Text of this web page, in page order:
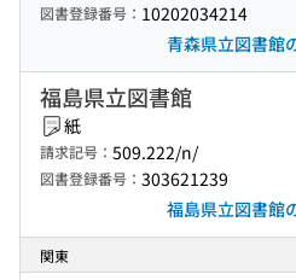
図書登録番号： 10202034214
青森県立図書館
福島県立図書館
紙
請求記号： 509.222/n/
図書登録番号： 303621239
福島県立図書館
関東